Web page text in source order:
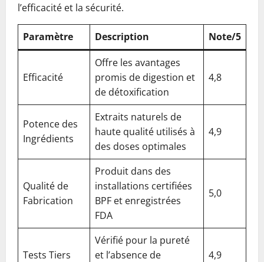
l’efficacité et la sécurité.
Paramètre Description Note/5
Efficacité
Offre les avantages
promis de digestion et
de détoxification
4,8
Potence des
Ingrédients
Extraits naturels de
haute qualité utilisés à
des doses optimales
4,9
Qualité de
Fabrication
Produit dans des
installations certifiées
BPF et enregistrées
FDA
5,0
Tests Tiers
Vérifié pour la pureté
et l’absence de
4,9